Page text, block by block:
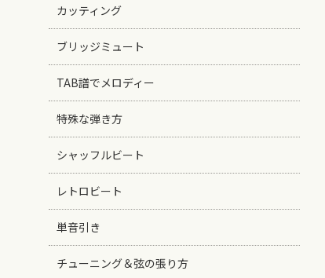
カッティング
ブリッジミュート
TAB譜でメロディー
特殊な弾き方
シャッフルビート
レトロビート
単音引き
チューニング＆弦の張り方